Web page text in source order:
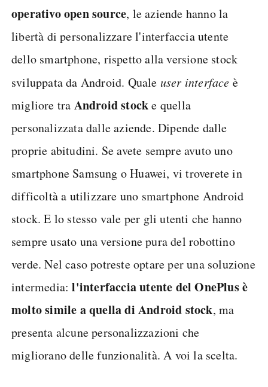
operativo open source, le aziende hanno la
libertà di personalizzare l'interfaccia utente
dello smartphone, rispetto alla versione stock
sviluppata da Android. Quale user interface è
migliore tra Android stocke quella
personalizzata dalle aziende. Dipende dalle
proprie abitudini. Se avete sempre avuto uno
smartphone Samsung o Huawei, vi troverete in
difficoltà a utilizzare uno smartphone Android
stock. E lo stesso vale per gli utenti che hanno
sempre usato una versione pura del robottino
verde. Nel caso potreste optare per una soluzione
intermedia: l'interfaccia utente del OnePlus è
molto simile a quella di Android stock, ma
presenta alcune personalizzazioni che
migliorano delle funzionalità. A voi la scelta.